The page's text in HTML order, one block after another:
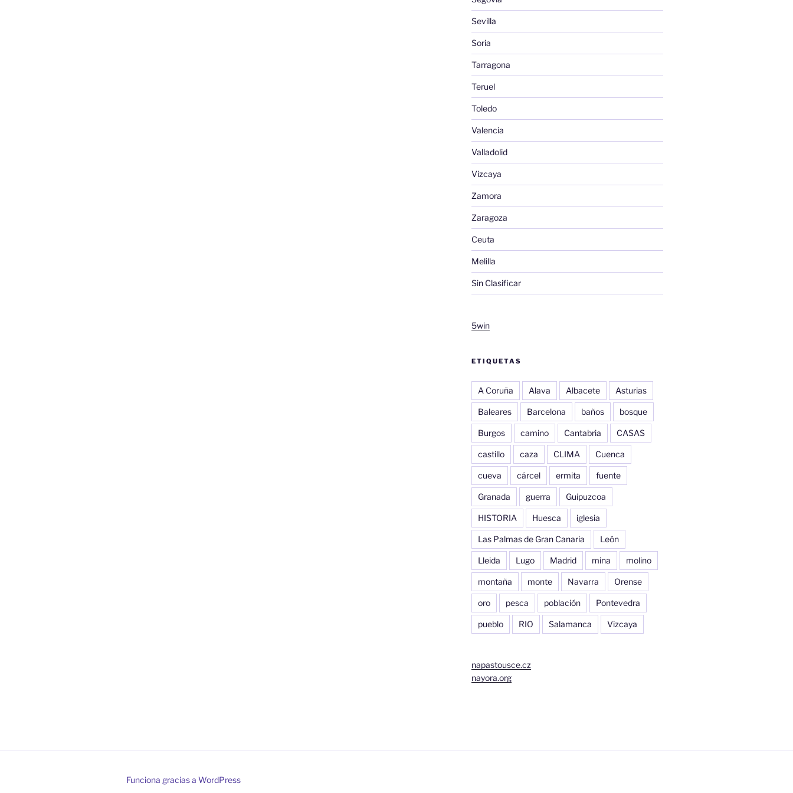
Sevilla
Soria
Tarragona
Teruel
Toledo
Valencia
Valladolid
Vizcaya
Zamora
Zaragoza
Ceuta
Melilla
Sin Clasificar
5win
ETIQUETAS
A Coruña Alava Albacete Asturias
Baleares Barcelona baños bosque
Burgos camino Cantabria CASAS
castillo caza CLIMA Cuenca
cueva cárcel ermita fuente
Granada guerra Guipuzcoa
HISTORIA Huesca iglesia
Las Palmas de Gran Canaria León
Lleida Lugo Madrid mina molino
montaña monte Navarra Orense
oro pesca población Pontevedra
pueblo RIO Salamanca Vizcaya
napastousce.cz
nayora.org
Funciona gracias a WordPress